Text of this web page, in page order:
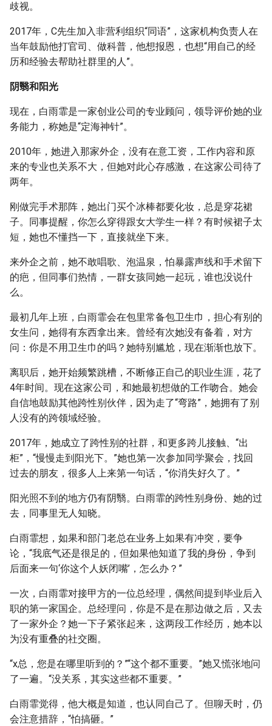
歧视。
2017年，C先生加入非营利组织“同语”，这家机构负责人在
当年鼓励他打官司、做科普，他想报恩，也想“用自己的经
历和经验去帮助社群里的人”。
阴翳和阳光
现在，白雨霏是一家创业公司的专业顾问，领导评价她的业
务能力，称她是“定海神针”。
2010年，她进入那家外企，没有在意工资，工作内容和原
来的专业也关系不大，但她对此心存感激，在这家公司待了
两年。
刚做完手术那阵，她出门买个冰棒都要化妆，总是穿花裙
子。同事提醒，你怎么穿得跟女大学生一样？有时候裙子太
短，她也不懂挡一下，直接就坐下来。
来外企之前，她不敢唱歌、泡温泉，怕暴露声线和手术留下
的疤，但同事们热情，一群女孩同她一起玩，谁也没说什
么。
最初几年上班，白雨霏会在包里常备包卫生巾，担心有别的
女生问，她得有东西拿出来。曾经有次她没有备着，对方
问：你是不用卫生巾的吗？她特别尴尬，现在渐渐也放下。
离职后，她开始频繁跳槽，不断修正自己的职业生涯，花了
4年时间。现在这家公司，和她最初想做的工作吻合。她会
自信地鼓励其他跨性别伙伴，因为走了“弯路”，她拥有了别
人没有的跨领域经验。
2017年，她成立了跨性别的社群，和更多跨儿接触、“出
柜”，“慢慢走到阳光下。”她也第一次参加同学聚会，找回
过去的朋友，很多人上来第一句话，“你消失好久了。”
阳光照不到的地方仍有阴翳。白雨霏的跨性别身份、她的过
去，同事里无人知晓。
白雨霏想，如果和部门老总在业务上如果有冲突，要争
论，“我底气还是很足的，但如果他知道了我的身份，争到
后面来一句‘你这个人妖闭嘴’，怎么办？”
一次，白雨霏对接甲方的一位总经理，偶然间提到毕业后入
职的第一家国企。总经理问，你是不是在那边做之后，又去
了一家外企？她一下子紧张起来，这两段工作经历，她本以
为没有重叠的社交圈。
“x总，您是在哪里听到的？”“这个都不重要。”她又慌张地问
了一遍。“没关系，其实这些都不重要。”
白雨霏觉得，他大概是知道，也认同自己了。但聊天时，仍
会注意措辞，“怕搞砸。”